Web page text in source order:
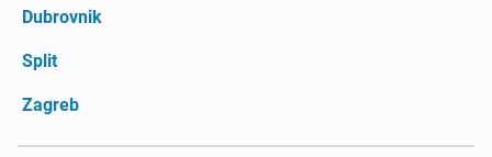
Dubrovnik
Split
Zagreb